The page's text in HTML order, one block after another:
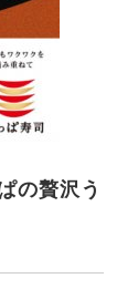
の贅沢う